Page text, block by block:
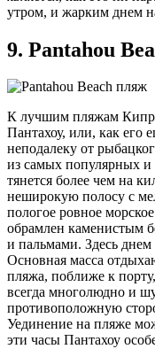
утром, и жарким днем
9. Pantahou
К лучшим пляжам
Пантахоу, или, как его
неподалеку от
из самых популярных
тянется более чем на
неширокую полосу с
пологое ровное
обрамлен каменистым
и пальмами. Здесь
Основная масса
пляжа, поближе к
всегда многолюдно и
противоположную
Уединение на пляже
эти часы Пантахоу